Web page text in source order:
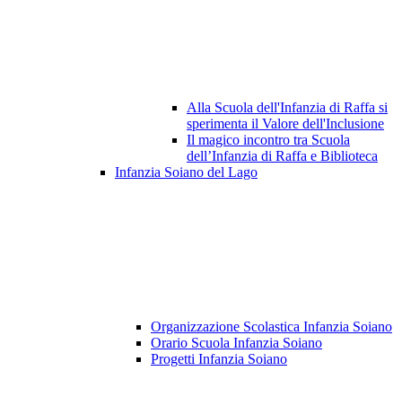
Alla Scuola dell'Infanzia di Raffa si
sperimenta il Valore dell'Inclusione
Il magico incontro tra Scuola
dell’Infanzia di Raffa e Biblioteca
Infanzia Soiano del Lago
Organizzazione Scolastica Infanzia Soiano
Orario Scuola Infanzia Soiano
Progetti Infanzia Soiano